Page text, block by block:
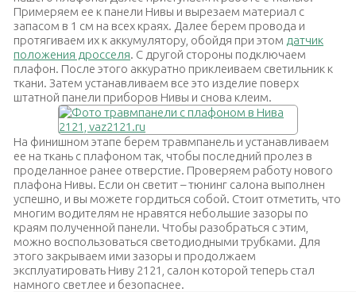
Примеряем ее к панели Нивы и вырезаем материал с
запасом в 1 см на всех краях. Далее берем провода и
протягиваем их к аккумулятору, обойдя при этом датчик
положения дросселя. С другой стороны подключаем
плафон. После этого аккуратно приклеиваем светильник к
ткани. Затем устанавливаем все это изделие поверх
штатной панели приборов Нивы и снова клеим.
На финишном этапе берем травмпанель и устанавливаем
ее на ткань с плафоном так, чтобы последний пролез в
проделанное ранее отверстие. Проверяем работу нового
плафона Нивы. Если он светит – тюнинг салона выполнен
успешно, и вы можете гордиться собой. Стоит отметить, что
многим водителям не нравятся небольшие зазоры по
краям полученной панели. Чтобы разобраться с этим,
можно воспользоваться светодиодными трубками. Для
этого закрываем ими зазоры и продолжаем
эксплуатировать Ниву 2121, салон которой теперь стал
намного светлее и безопаснее.